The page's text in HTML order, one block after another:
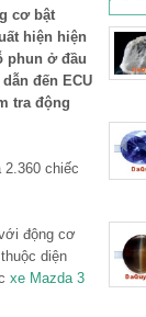
cơ bật
hiện hiện
phun ở đầu
đến ECU
tra động
2.360 chiếc
động cơ
thuộc diện
xe Mazda 3